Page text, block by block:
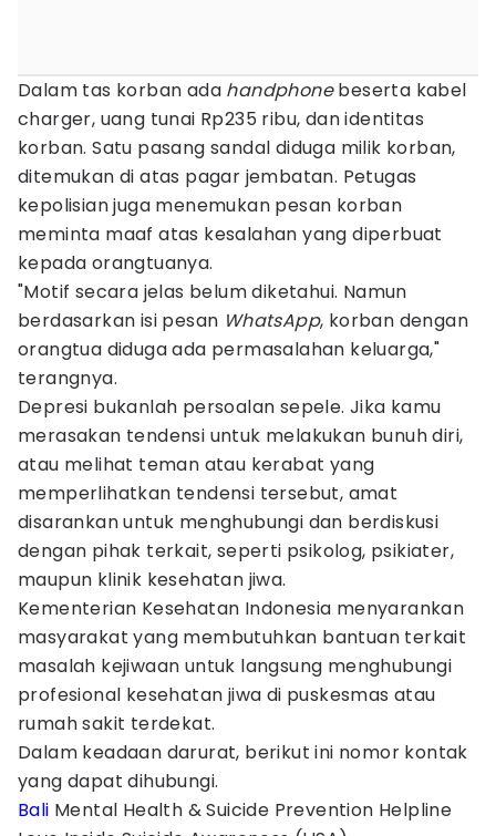
Dalam tas korban ada handphonebeserta kabel
charger, uang tunai Rp235 ribu, dan identitas
korban. Satu pasang sandal diduga milik korban,
ditemukan di atas pagar jembatan. Petugas
kepolisian juga menemukan pesan korban
meminta maaf atas kesalahan yang diperbuat
kepada orangtuanya.
"Motif secara jelas belum diketahui. Namun
berdasarkan isi pesan WhatsApp, korban dengan
orangtua diduga ada permasalahan keluarga,"
terangnya.
Depresi bukanlah persoalan sepele. Jika kamu
merasakan tendensi untuk melakukan bunuh diri,
atau melihat teman atau kerabat yang
memperlihatkan tendensi tersebut, amat
disarankan untuk menghubungi dan berdiskusi
dengan pihak terkait, seperti psikolog, psikiater,
maupun klinik kesehatan jiwa.
Kementerian Kesehatan Indonesia menyarankan
masyarakat yang membutuhkan bantuan terkait
masalah kejiwaan untuk langsung menghubungi
profesional kesehatan jiwa di puskesmas atau
rumah sakit terdekat.
Dalam keadaan darurat, berikut ini nomor kontak
yang dapat dihubungi.
Bali Mental Health & Suicide Prevention Helpline